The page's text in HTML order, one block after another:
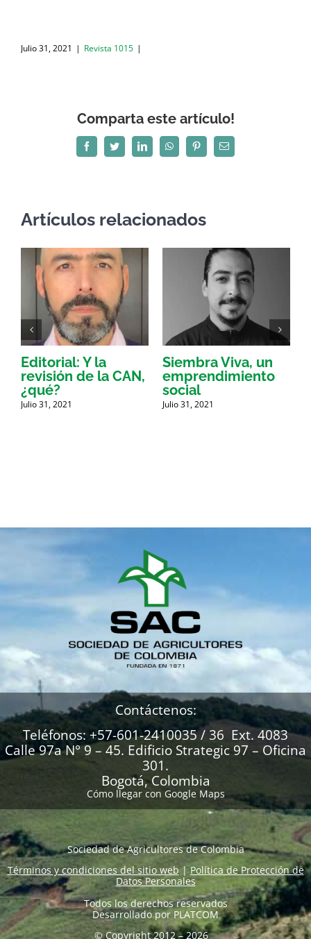
Julio 31, 2021 | Revista 1015 |
Comparta este artículo!
FacebookTwitterLinkedInWhatsAppPinterestCorreo
electrónico
Artículos relacionados
Editorial: Y la
revisión de la CAN,
¿qué?
Julio 31, 2021
Siembra Viva, un
emprendimiento
social
Julio 31, 2021
Contáctenos:
Teléfonos: +57-601-2410035 / 36 Ext. 4083
Calle 97a N° 9 – 45. Edificio Strategic 97 – Oficina
301.
Bogotá, Colombia
Cómo llegar con Google Maps
Sociedad de Agricultores de Colombia
Términos y condiciones del sitio web|Política de Protección de
Datos Personales
Todos los derechos reservados
Desarrollado por PLATCOM
© Copyright 2012 – 2026